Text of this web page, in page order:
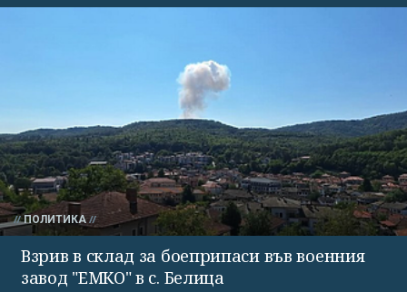
ПОЛИТИКА
Взрив в склад за боеприпаси във военния
завод "ЕМКО" в с. Белица